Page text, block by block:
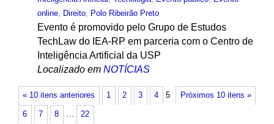
online, Direito, Polo Ribeirão Preto
Evento é promovido pelo Grupo de Estudos
TechLaw do IEA-RP em parceria com o Centro de
Inteligência Artificial da USP
Localizado em NOTÍCIAS
« 10 itens anteriores Próximos 10 itens »
1 2 3 4 5
6 7 8 … 22